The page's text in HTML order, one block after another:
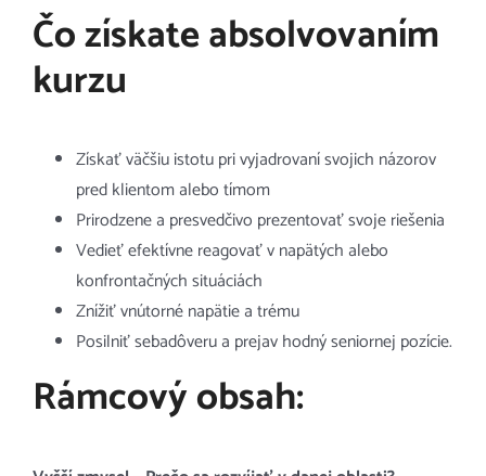
Čo získate absolvovaním
kurzu
Získať väčšiu istotu pri vyjadrovaní svojich názorov
pred klientom alebo tímom
Prirodzene a presvedčivo prezentovať svoje riešenia
Vedieť efektívne reagovať v napätých alebo
konfrontačných situáciách
Znížiť vnútorné napätie a trému
Posilniť sebadôveru a prejav hodný seniornej pozície.
Rámcový obsah: